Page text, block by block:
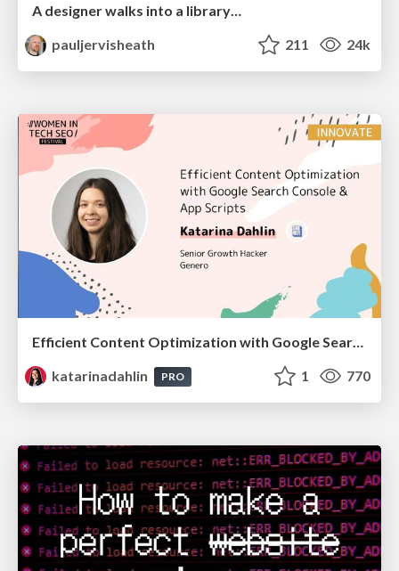
A designer walks into a library…
pauljervisheath
211 24k
Efficient Content Optimization with Google Search Console & Apps Script
katarinadahlin
PRO 1 770